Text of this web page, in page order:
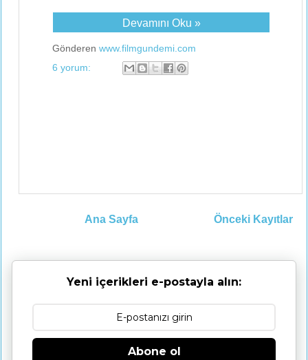
Devamını Oku »
Gönderen www.filmgundemi.com
6 yorum:
Önceki Kayıtlar
Ana Sayfa
Yeni içerikleri e-postayla alın:
Abone ol